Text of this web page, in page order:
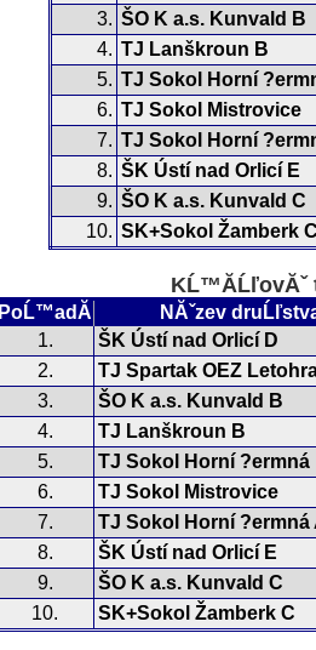
3. ŠO K a.s. Kunvald B
4. TJ Lanškroun B
5. TJ Sokol Horní
6. TJ Sokol Mistrovice
7. TJ Sokol Horní
8. ŠK Ústí nad Orlicí E
9. ŠO K a.s. Kunvald C
10. SK+Sokol Žamberk
KĹ™Ă­ĹľovĂˇ
PoĹ™adĂ­
NĂˇzev
1.
ŠK Ústí nad Orlicí D
2.
TJ Spartak OEZ
3.
ŠO K a.s. Kunvald B
4.
TJ Lanškroun B
5.
TJ Sokol Horní ?ermná
6.
TJ Sokol Mistrovice
7.
TJ Sokol Horní ?ermná
8.
ŠK Ústí nad Orlicí E
9.
ŠO K a.s. Kunvald C
10.
SK+Sokol Žamberk C